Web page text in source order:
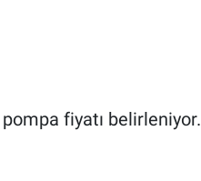
fiyatı belirleniyor.